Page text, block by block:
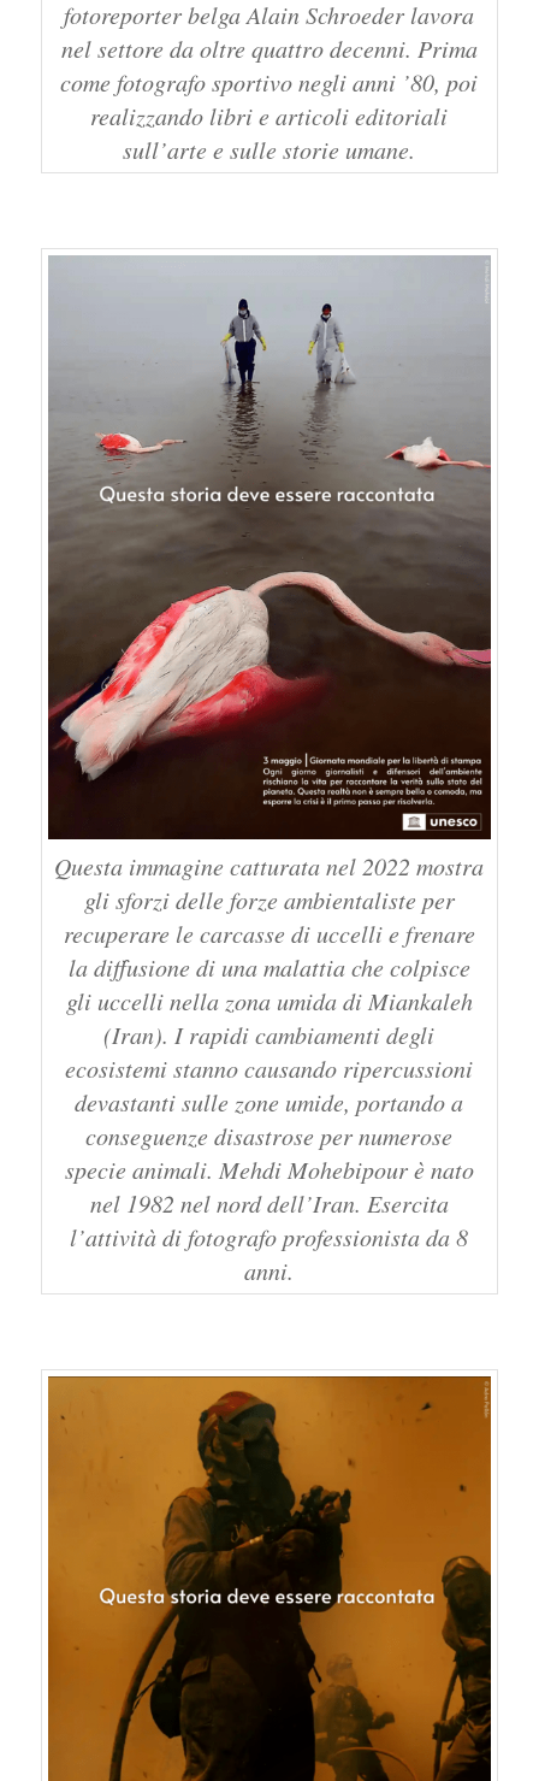
fotoreporter belga Alain Schroeder lavora
nel settore da oltre quattro decenni. Prima
come fotografo sportivo negli anni ’80, poi
realizzando libri e articoli editoriali
sull’arte e sulle storie umane.
Questa immagine catturata nel 2022 mostra
gli sforzi delle forze ambientaliste per
recuperare le carcasse di uccelli e frenare
la diffusione di una malattia che colpisce
gli uccelli nella zona umida di Miankaleh
(Iran). I rapidi cambiamenti degli
ecosistemi stanno causando ripercussioni
devastanti sulle zone umide, portando a
conseguenze disastrose per numerose
specie animali. Mehdi Mohebipour è nato
nel 1982 nel nord dell’Iran. Esercita
l’attività di fotografo professionista da 8
anni.